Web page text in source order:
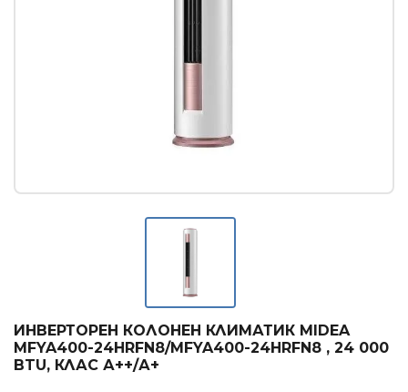
Стенни конвектори
Хоризонтални бойлери
ТЕРМОПОМПИ
Термопомпи въздух - вода
ИНВЕРТОРЕН КОЛОНЕН КЛИМАТИК MIDEA
MFYA400-24HRFN8/MFYA400-24HRFN8 , 24 000
BTU, КЛАС А++/А+